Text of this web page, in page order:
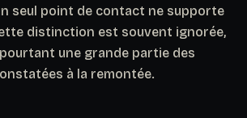
seul point de contact ne supporte
distinction est souvent ignorée,
une grande partie des
à la remontée.